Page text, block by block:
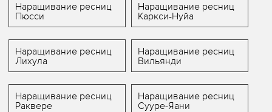
Наращивание ресниц
Пюсси
Наращивание ресниц
Каркси-Нуйа
Наращивание ресниц
Лихула
Наращивание ресниц
Вильянди
Наращивание ресниц
Раквере
Наращивание ресниц
Сууре-Яани